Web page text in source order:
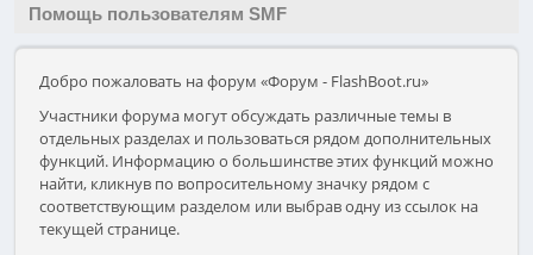
Помощь пользователям SMF
Добро пожаловать на форум «Форум - FlashBoot.ru»
Участники форума могут обсуждать различные темы в
отдельных разделах и пользоваться рядом дополнительных
функций. Информацию о большинстве этих функций можно
найти, кликнув по вопросительному значку рядом с
соответствующим разделом или выбрав одну из ссылок на
текущей странице.